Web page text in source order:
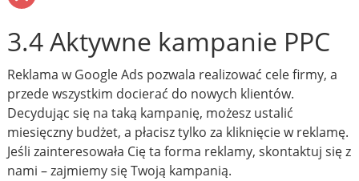
3.4 Aktywne kampanie PPC
Reklama w Google Ads pozwala realizować cele firmy, a
przede wszystkim docierać do nowych klientów.
Decydując się na taką kampanię, możesz ustalić
miesięczny budżet, a płacisz tylko za kliknięcie w reklamę.
Jeśli zainteresowała Cię ta forma reklamy, skontaktuj się z
nami – zajmiemy się Twoją kampanią.